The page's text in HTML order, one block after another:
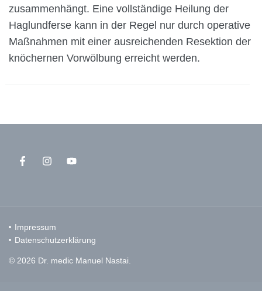
zusammenhängt. Eine vollständige Heilung der
Haglundferse kann in der Regel nur durch operative
Maßnahmen mit einer ausreichenden Resektion der
knöchernen Vorwölbung erreicht werden.
Impressum
Datenschutzerklärung
© 2026 Dr. medic Manuel Nastai.